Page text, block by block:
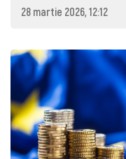
28 martie 2026, 12:12